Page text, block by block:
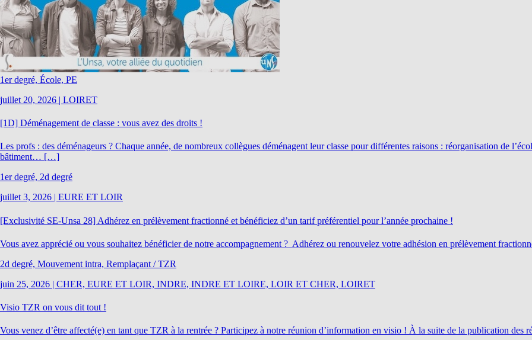
1er degré, École, PE
juillet 20, 2026 | LOIRET
[1D] Déménagement de classe : vous avez des droits !
Les profs : des déménageurs ? Chaque année, de nombreux collègues déménagent leur classe pour différentes raisons : réorganisation de
bâtiment… […]
1er degré, 2d degré
juillet 3, 2026 | EURE ET LOIR
[Exclusivité SE-Unsa 28] Adhérez en prélèvement fractionné et bénéficiez d’un tarif préférentiel pour l’année prochaine !
Vous avez apprécié ou vous souhaitez bénéficier de notre accompagnement ? Adhérez ou renouvelez votre adhésion en prélèvement
2d degré, Mouvement intra, Remplaçant / TZR
juin 25, 2026 | CHER, EURE ET LOIR, INDRE, INDRE ET LOIRE, LOIR ET CHER, LOIRET
Visio TZR on vous dit tout !
Vous venez d’être affecté(e) en tant que TZR à la rentrée ? Participez à notre réunion d’information en visio ! À la suite de la publication